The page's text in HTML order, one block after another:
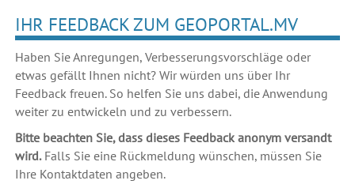
IHR FEEDBACK ZUM GEOPORTAL.MV
Haben Sie Anregungen, Verbesserungsvorschläge oder
etwas gefällt Ihnen nicht? Wir würden uns über Ihr
Feedback freuen. So helfen Sie uns dabei, die Anwendung
weiter zu entwickeln und zu verbessern.
Bitte beachten Sie, dass dieses Feedback anonym versandt
wird.Falls Sie eine Rückmeldung wünschen, müssen Sie
Ihre Kontaktdaten angeben.